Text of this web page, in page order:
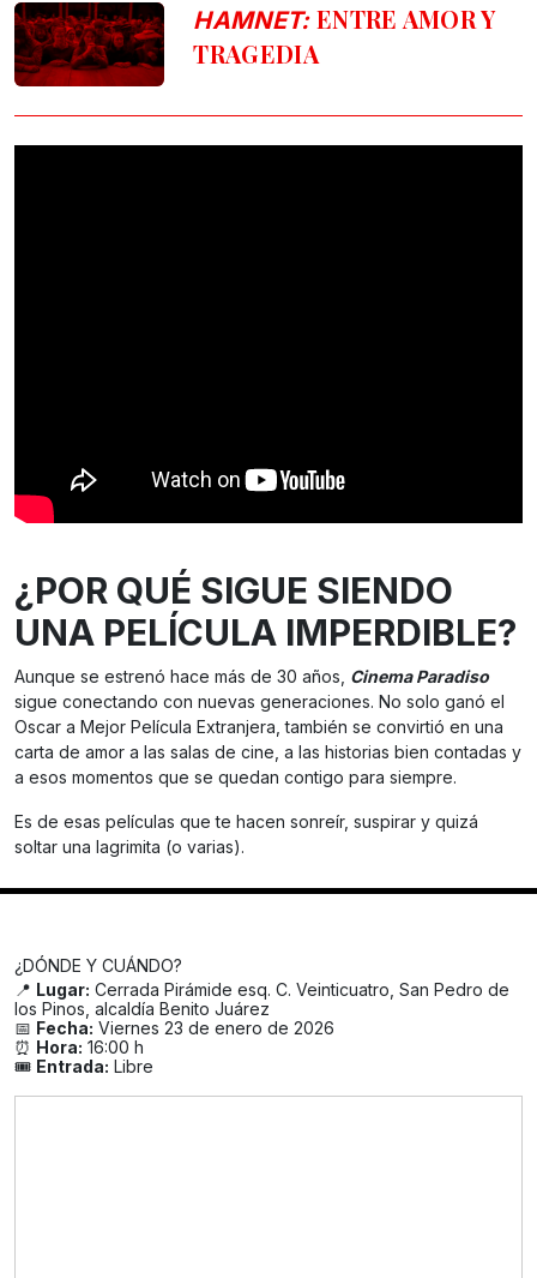
HAMNET:ENTRE AMOR Y
TRAGEDIA
¿POR QUÉ SIGUE SIENDO
UNA PELÍCULA IMPERDIBLE?
Aunque se estrenó hace más de 30 años, Cinema Paradiso
sigue conectando con nuevas generaciones. No solo ganó el
Oscar a Mejor Película Extranjera, también se convirtió en una
carta de amor a las salas de cine, a las historias bien contadas y
a esos momentos que se quedan contigo para siempre.
Es de esas películas que te hacen sonreír, suspirar y quizá
soltar una lagrimita (o varias).
¿DÓNDE Y CUÁNDO?
📍 Lugar: Cerrada Pirámide esq. C. Veinticuatro, San Pedro de
los Pinos, alcaldía Benito Juárez
📅 Fecha: Viernes 23 de enero de 2026
⏰ Hora: 16:00 h
🎟️ Entrada: Libre